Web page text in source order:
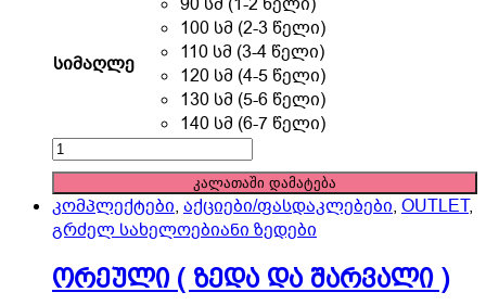
has
multiple
variants.
The
options
may
be
chosen
on
the
product
page
სიმაღლე
100 სმ (2-3 წელი)
110 სმ (3-4 წელი)
120 სმ (4-5 წელი)
130 სმ (5-6 წელი)
140 სმ (6-7 წელი)
ორეული
(
ზედა
და
შარვალი
)
quantity
კალათაში დამატება
კომპლექტები, აქციები/ფასდაკლებები, OUTLET,
გრძელ სახელოებიანი ზედები
ორეული ( ზედა და შარვალი )